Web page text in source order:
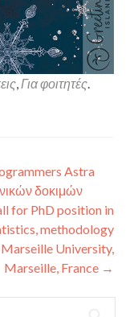
Για φοιτητές
Astra
δοκιμών
for PhD position in
methodology
University,
Marseille, France →